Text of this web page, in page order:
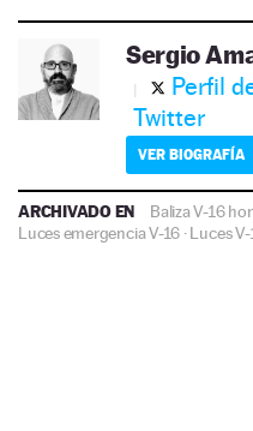
Sergio
Perfil
Twitter
VER BIOGRAFÍA
ARCHIVADO EN Baliza V-16
Luces emergencia V-16 ·Luces V-